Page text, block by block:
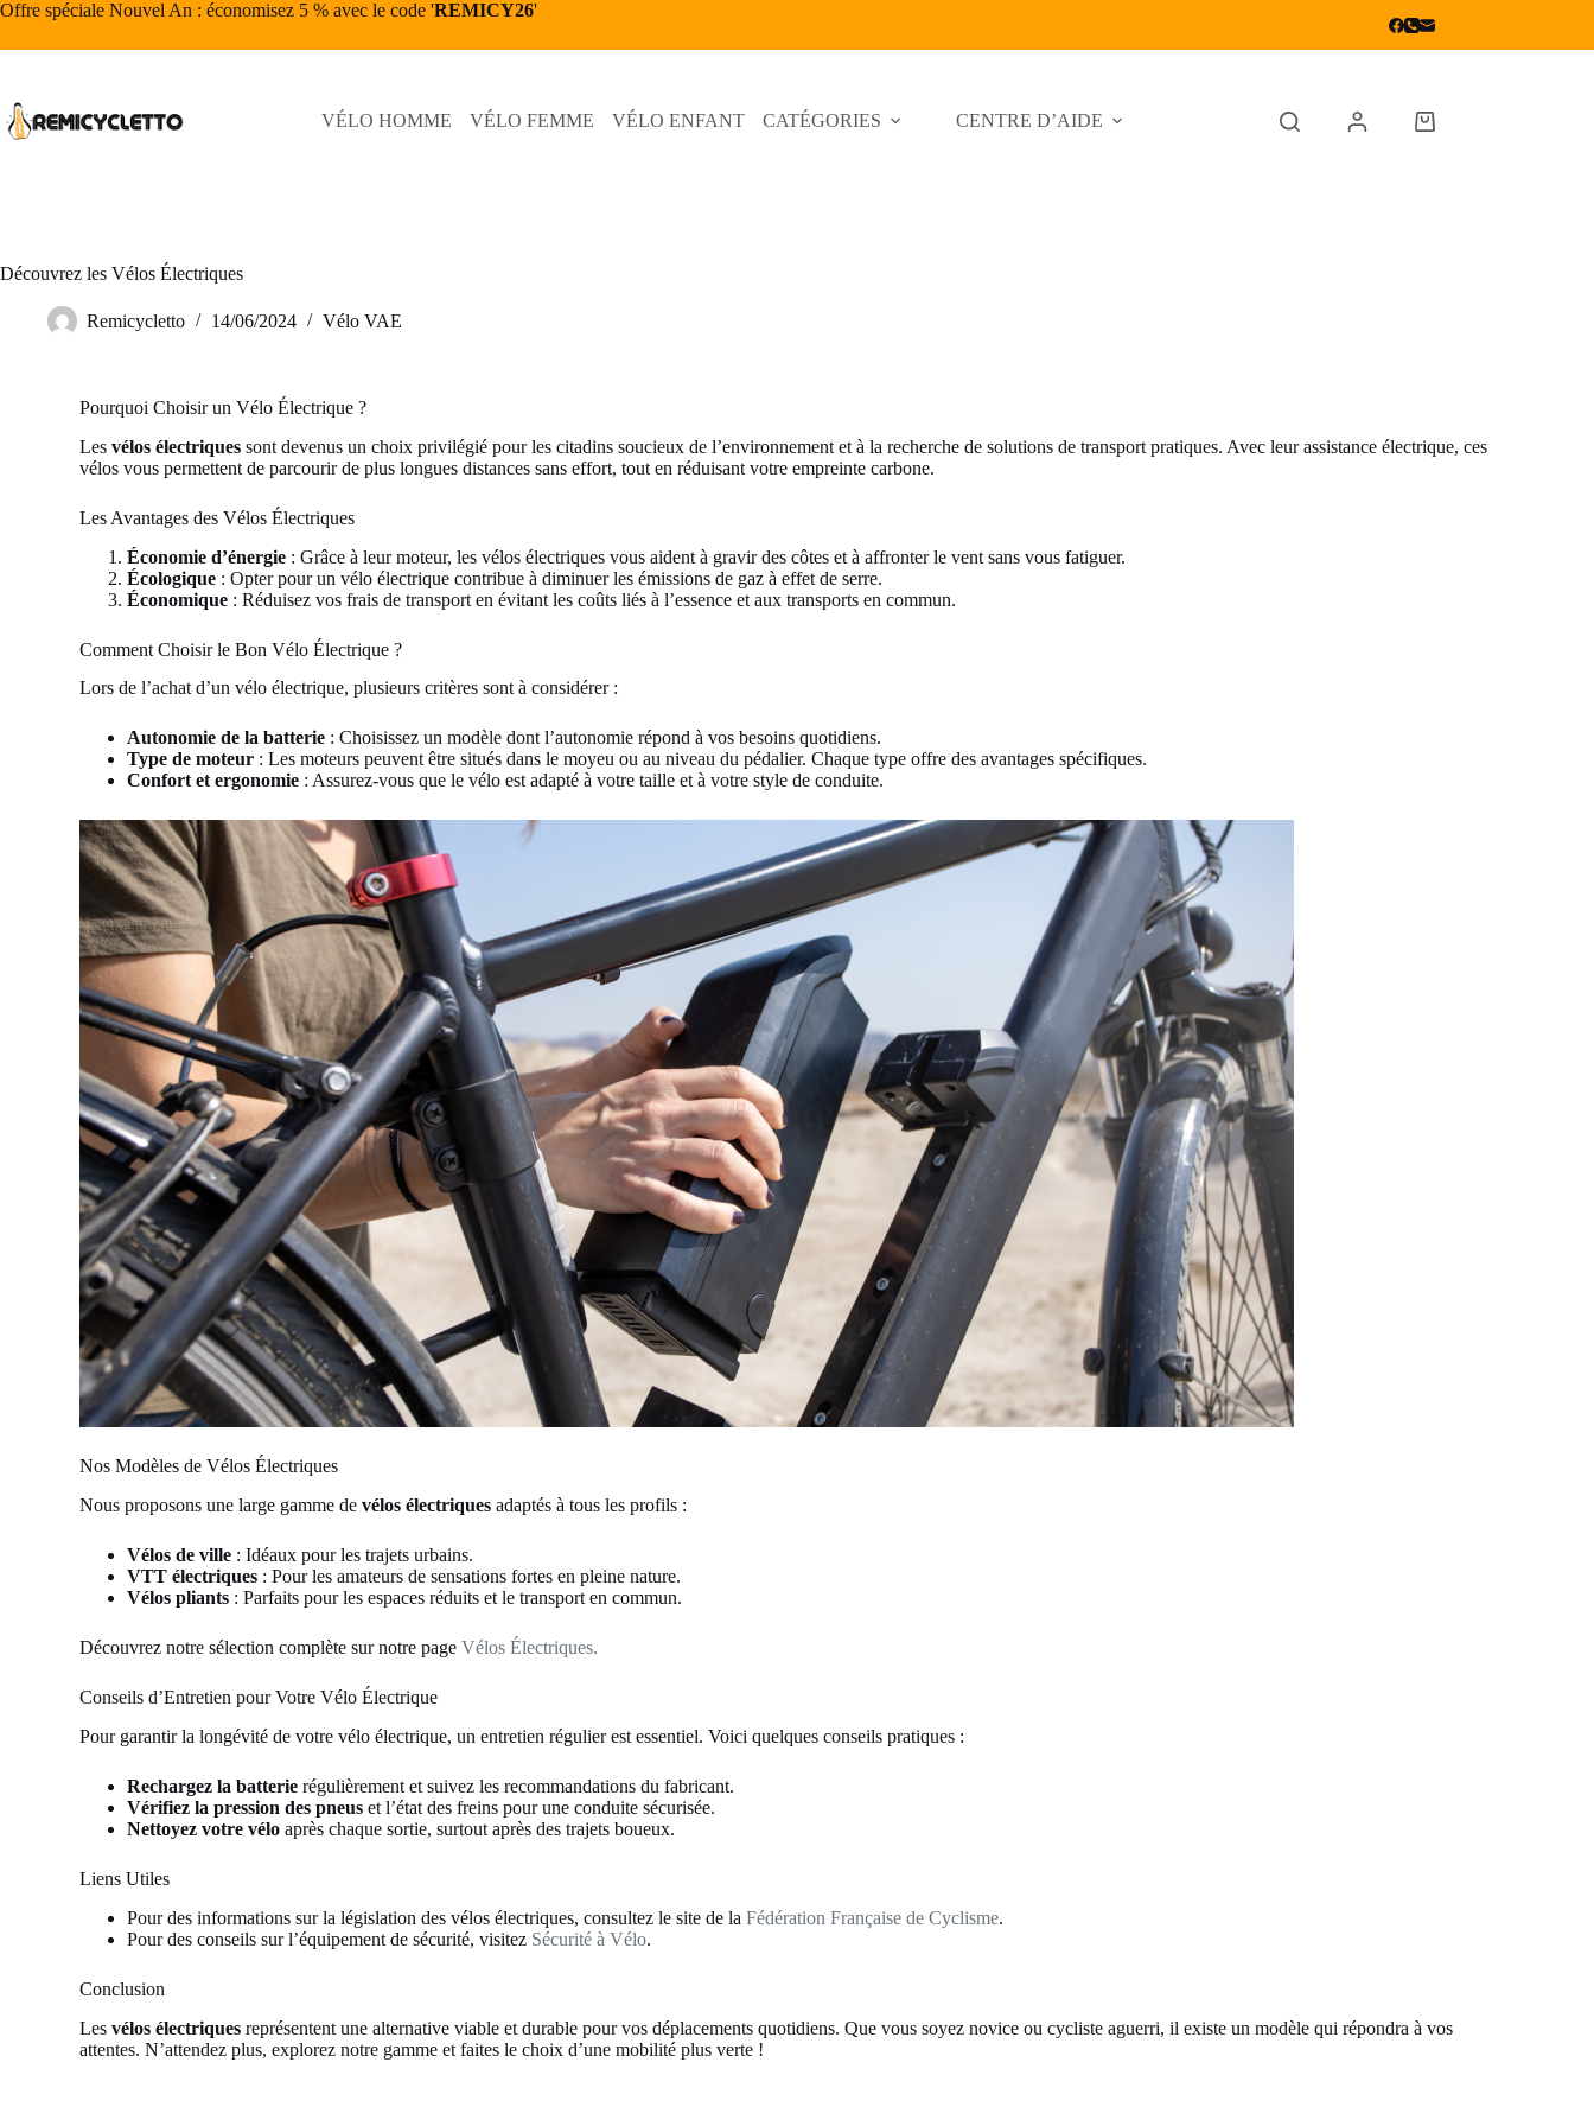
Offre spéciale Nouvel An : économisez 5 % avec le code 'REMICY26'
VÉLO HOMME VÉLO FEMME VÉLO ENFANT CATÉGORIES CENTRE D’AIDE
Découvrez les Vélos Électriques
Remicycletto 14/06/2024 Vélo VAE
Pourquoi Choisir un Vélo Électrique ?
Lesvélos électriques sont devenus un choix privilégié pour les citadins soucieux de l’environnement et à la recherche de solutions de transport pratiques. Avec leur assistance électrique, ces
vélos vous permettent de parcourir de plus longues distances sans effort, tout en réduisant votre empreinte carbone.
Les Avantages des Vélos Électriques
Économie d’énergie : Grâce à leur moteur, les vélos électriques vous aident à gravir des côtes et à affronter le vent sans vous fatiguer.
Écologique : Opter pour un vélo électrique contribue à diminuer les émissions de gaz à effet de serre.
Économique : Réduisez vos frais de transport en évitant les coûts liés à l’essence et aux transports en commun.
Comment Choisir le Bon Vélo Électrique ?
Lors de l’achat d’un vélo électrique, plusieurs critères sont à considérer :
Autonomie de la batterie : Choisissez un modèle dont l’autonomie répond à vos besoins quotidiens.
Type de moteur : Les moteurs peuvent être situés dans le moyeu ou au niveau du pédalier. Chaque type offre des avantages spécifiques.
Confort et ergonomie : Assurez-vous que le vélo est adapté à votre taille et à votre style de conduite.
Nos Modèles de Vélos Électriques
Nous proposons une large gamme devélos électriques adaptés à tous les profils :
Vélos de ville : Idéaux pour les trajets urbains.
VTT électriques : Pour les amateurs de sensations fortes en pleine nature.
Vélos pliants : Parfaits pour les espaces réduits et le transport en commun.
Découvrez notre sélection complète sur notre pageVélos Électriques.
Conseils d’Entretien pour Votre Vélo Électrique
Pour garantir la longévité de votre vélo électrique, un entretien régulier est essentiel. Voici quelques conseils pratiques :
Rechargez la batterie régulièrement et suivez les recommandations du fabricant.
Vérifiez la pression des pneus et l’état des freins pour une conduite sécurisée.
Nettoyez votre vélo après chaque sortie, surtout après des trajets boueux.
Liens Utiles
Pour des informations sur la législation des vélos électriques, consultez le site de laFédération Française de Cyclisme.
Pour des conseils sur l’équipement de sécurité, visitez Sécurité à Vélo.
Conclusion
Lesvélos électriques représentent une alternative viable et durable pour vos déplacements quotidiens. Que vous soyez novice ou cycliste aguerri, il existe un modèle qui répondra à vos
attentes. N’attendez plus, explorez notre gamme et faites le choix d’une mobilité plus verte !